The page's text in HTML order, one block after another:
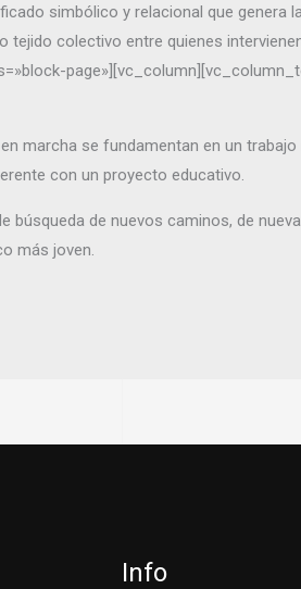
simbólico y relacional que
tejido colectivo entre quienes
marcha se fundamentan en un
con un proyecto educativo.
de nuevos caminos, de
más joven.
Info